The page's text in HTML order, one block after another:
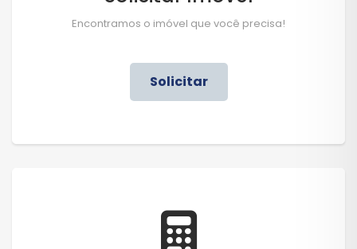
Encontramos o imóvel que você precisa!
Solicitar